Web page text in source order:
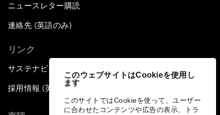
このウェブサイトはCookieを使用し
ます
このサイトではCookieを使って、ユーザー
に合わせたコンテンツや広告の表示、トラ
ニュースレター購読
連絡先 (英語のみ)
リンク
サステナビリティへの取り組み
採用情報 (英語のみ)